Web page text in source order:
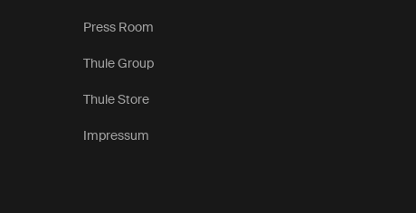
Press Room
Thule Group
Thule Store
Impressum